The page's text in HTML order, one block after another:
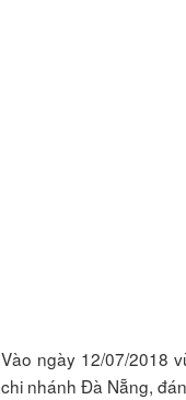
Vào ngày 12/07/2018
chi nhánh Đà Nẵng,